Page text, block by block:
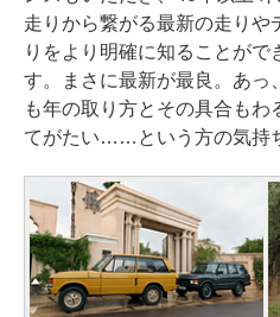
走りから繋がる最新の走りや
りをより明確に知ることがで
す。まさに最新が最良。あっ
も年の取り方とその具合も
てがたい……という方の気持